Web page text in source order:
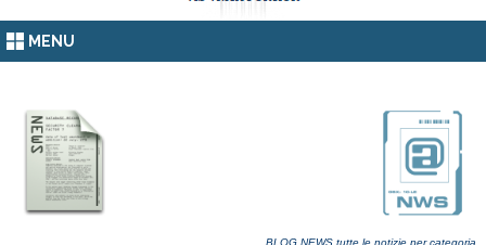
MENU
BLOG NEWS tutte le notizie per categoria